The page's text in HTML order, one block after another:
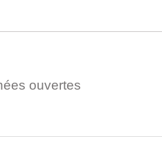
ouvertes